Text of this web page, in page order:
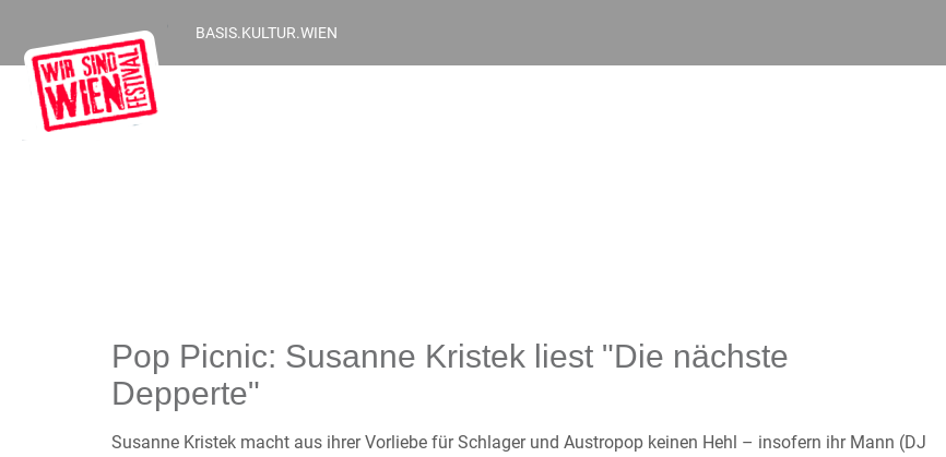
BASIS.KULTUR.WIEN
Pop Picnic: Susanne Kristek liest "Die nächste
Depperte"
Susanne Kristek macht aus ihrer Vorliebe für Schlager und Austropop keinen Hehl – insofern ihr Mann (DJ